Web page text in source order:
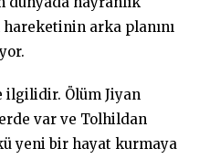
hareketinin arka planını
ilgilidir. Ölüm Jiyan
var ve Tolhildan
yeni bir hayat kurmaya